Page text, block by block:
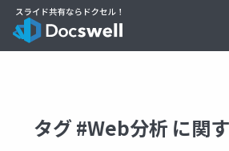
タグ #Web分析 に関